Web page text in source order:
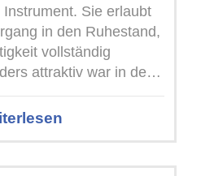
Sie erlaubt
in den Ruhestand,
vollständig
attraktiv war in den
...